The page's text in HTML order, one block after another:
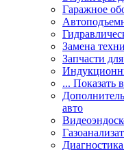
Гаражное
Замена
Запчасти
... Показать
авто